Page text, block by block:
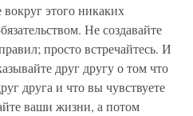
этого никаких
Не создавайте
просто встречайтесь. И
друг другу о том что
друга и что вы чувствуете
ваши жизни, а потом